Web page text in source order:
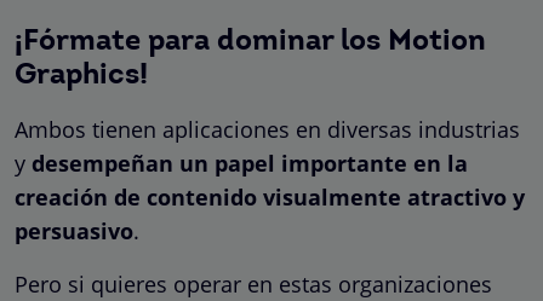
¡Fórmate para dominar los Motion
Graphics!
Ambos tienen aplicaciones en diversas industrias
y desempeñan un papel importante en la
creación de contenido visualmente atractivo y
persuasivo.
Pero si quieres operar en estas organizaciones